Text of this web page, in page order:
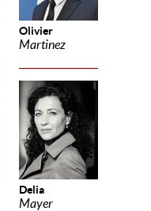
Olivier
Martinez
Delia
Mayer